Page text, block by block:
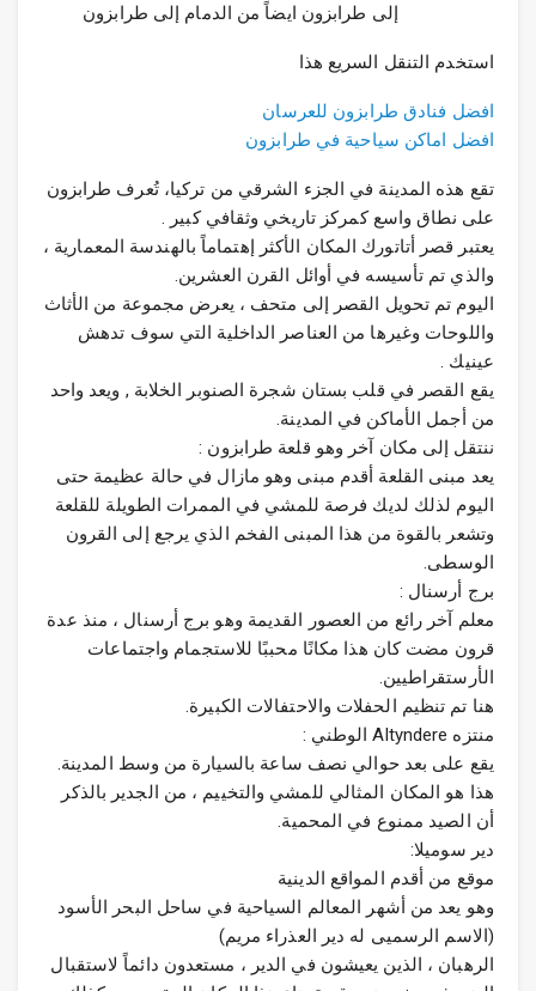
إلى طرابزون ايضاً من الدمام إلى طرابزون
استخدم التنقل السريع هذا
افضل فنادق طرابزون للعرسان
افضل اماكن سياحية في طرابزون
تقع هذه المدينة في الجزء الشرقي من تركيا، تُعرف طرابزون
على نطاق واسع كمركز تاريخي وثقافي كبير .
يعتبر قصر أتاتورك المكان الأكثر إهتماماً بالهندسة المعمارية ،
والذي تم تأسيسه في أوائل القرن العشرين.
اليوم تم تحويل القصر إلى متحف ، يعرض مجموعة من الأثاث
واللوحات وغيرها من العناصر الداخلية التي سوف تدهش
عينيك .
يقع القصر في قلب بستان شجرة الصنوبر الخلابة , ويعد واحد
من أجمل الأماكن في المدينة.
ننتقل إلى مكان آخر وهو قلعة طرابزون :
يعد مبنى القلعة أقدم مبنى وهو مازال في حالة عظيمة حتى
اليوم لذلك لديك فرصة للمشي في الممرات الطويلة للقلعة
وتشعر بالقوة من هذا المبنى الفخم الذي يرجع إلى القرون
الوسطى.
برج أرسنال :
معلم آخر رائع من العصور القديمة وهو برج أرسنال ، منذ عدة
قرون مضت كان هذا مكانًا محببًا للاستجمام واجتماعات
الأرستقراطيين.
هنا تم تنظيم الحفلات والاحتفالات الكبيرة.
منتزه Altyndere الوطني :
يقع على بعد حوالي نصف ساعة بالسيارة من وسط المدينة.
هذا هو المكان المثالي للمشي والتخييم ، من الجدير بالذكر
أن الصيد ممنوع في المحمية.
دير سوميلا:
موقع من أقدم المواقع الدينية
وهو يعد من أشهر المعالم السياحية في ساحل البحر الأسود
(الاسم الرسميى له دير العذراء مريم)
الرهبان ، الذين يعيشون في الدير ، مستعدون دائماً لاستقبال